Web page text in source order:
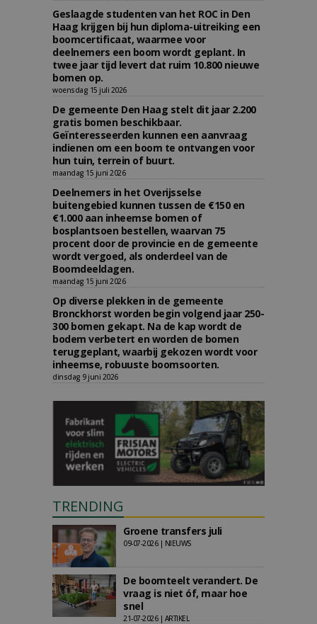
Geslaagde studenten van het ROC in Den
Haag krijgen bij hun diploma-uitreiking een
boomcertificaat, waarmee voor
deelnemers een boom wordt geplant. In
twee jaar tijd levert dat ruim 10.800 nieuwe
bomen op.
woensdag 15 juli 2026
De gemeente Den Haag stelt dit jaar 2.200
gratis bomen beschikbaar.
Geïnteresseerden kunnen een aanvraag
indienen om een boom te ontvangen voor
hun tuin, terrein of buurt.
maandag 15 juni 2026
Deelnemers in het Overijsselse
buitengebied kunnen tussen de €150 en
€1.000 aan inheemse bomen of
bosplantsoen bestellen, waarvan 75
procent door de provincie en de gemeente
wordt vergoed, als onderdeel van de
Boomdeeldagen.
maandag 15 juni 2026
Op diverse plekken in de gemeente
Bronckhorst worden begin volgend jaar 250-
300 bomen gekapt. Na de kap wordt de
bodem verbetert en worden de bomen
teruggeplant, waarbij gekozen wordt voor
inheemse, robuuste boomsoorten.
dinsdag 9 juni 2026
TRENDING
Groene transfers juli
09-07-2026 | NIEUWS
De boomteelt verandert. De
vraag is niet óf, maar hoe
snel
21-07-2026 | ARTIKEL